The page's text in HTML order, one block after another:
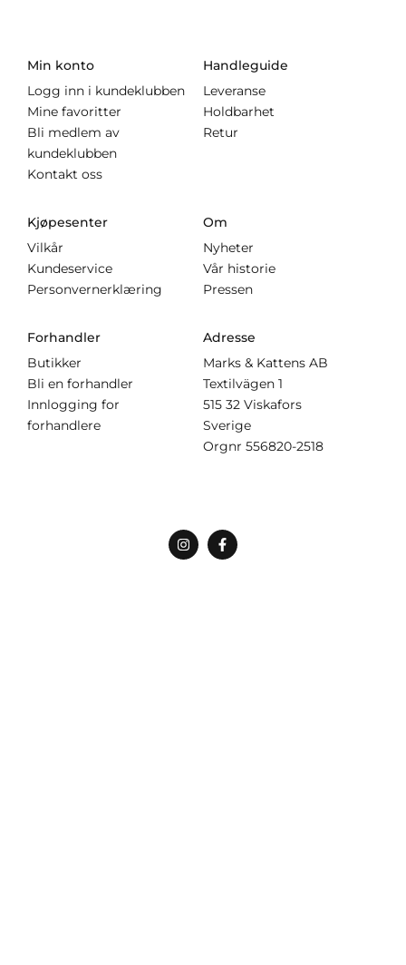
Min konto
Logg inn i kundeklubben
Mine favoritter
Bli medlem av
kundeklubben
Kontakt oss
Handleguide
Leveranse
Holdbarhet
Retur
Kjøpesenter
Vilkår
Kundeservice
Personvernerklæring
Om
Nyheter
Vår historie
Pressen
Forhandler
Butikker
Bli en forhandler
Innlogging for
forhandlere
Adresse
Marks & Kattens AB
Textilvägen 1
515 32 Viskafors
Sverige
Orgnr 556820-2518